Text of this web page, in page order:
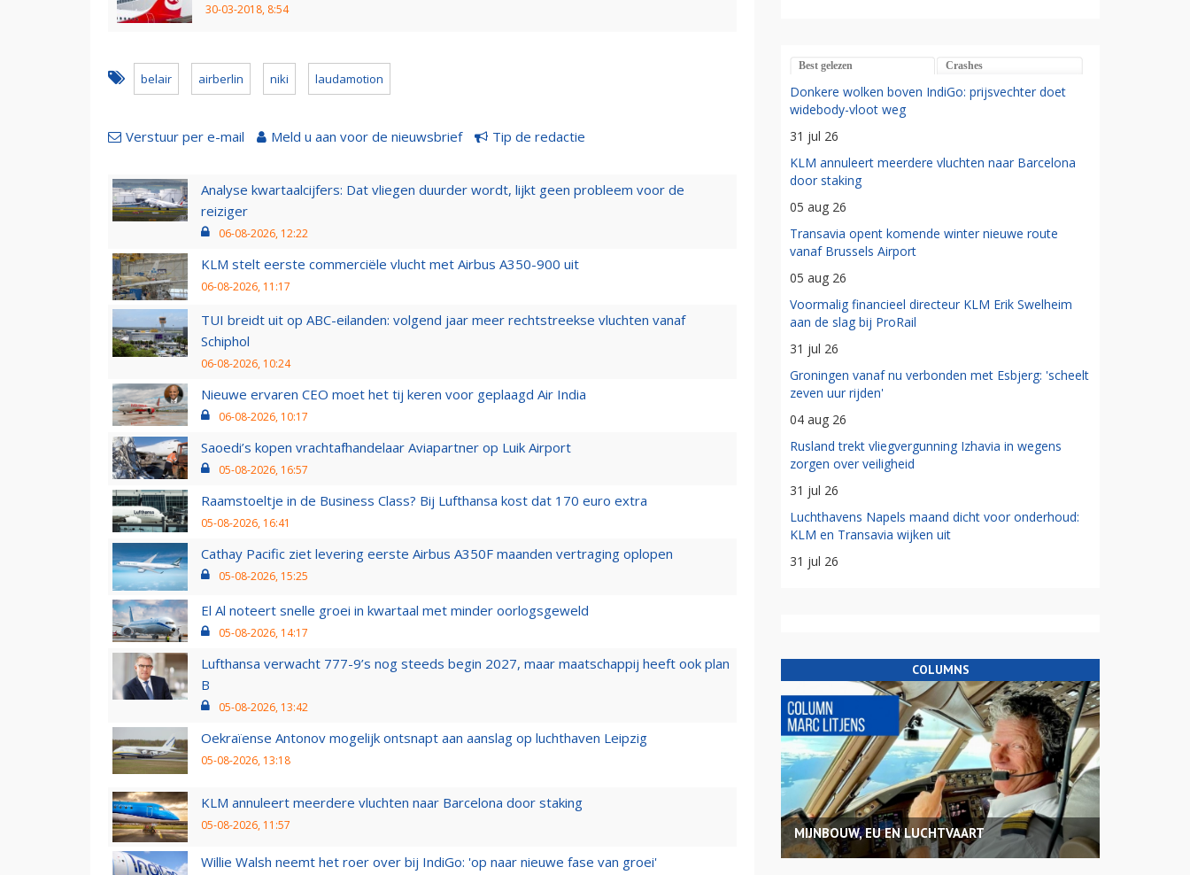
30-03-2018, 8:54
belair airberlin niki laudamotion
Verstuur per e-mail Meld u aan voor de nieuwsbrief Tip de redactie
Analyse kwartaalcijfers: Dat vliegen duurder wordt, lijkt geen probleem voor de
reiziger
06-08-2026, 12:22
KLM stelt eerste commerciële vlucht met Airbus A350-900 uit
06-08-2026, 11:17
TUI breidt uit op ABC-eilanden: volgend jaar meer rechtstreekse vluchten vanaf
Schiphol
06-08-2026, 10:24
Nieuwe ervaren CEO moet het tij keren voor geplaagd Air India
06-08-2026, 10:17
Saoedi’s kopen vrachtafhandelaar Aviapartner op Luik Airport
05-08-2026, 16:57
Raamstoeltje in de Business Class? Bij Lufthansa kost dat 170 euro extra
05-08-2026, 16:41
Cathay Pacific ziet levering eerste Airbus A350F maanden vertraging oplopen
05-08-2026, 15:25
El Al noteert snelle groei in kwartaal met minder oorlogsgeweld
05-08-2026, 14:17
Lufthansa verwacht 777-9’s nog steeds begin 2027, maar maatschappij heeft ook plan
B
05-08-2026, 13:42
Oekraïense Antonov mogelijk ontsnapt aan aanslag op luchthaven Leipzig
05-08-2026, 13:18
KLM annuleert meerdere vluchten naar Barcelona door staking
05-08-2026, 11:57
Willie Walsh neemt het roer over bij IndiGo: 'op naar nieuwe fase van groei'
Best gelezen Crashes
Donkere wolken boven IndiGo: prijsvechter doet
widebody-vloot weg
31 jul 26
KLM annuleert meerdere vluchten naar Barcelona
door staking
05 aug 26
Transavia opent komende winter nieuwe route
vanaf Brussels Airport
05 aug 26
Voormalig financieel directeur KLM Erik Swelheim
aan de slag bij ProRail
31 jul 26
Groningen vanaf nu verbonden met Esbjerg: 'scheelt
zeven uur rijden'
04 aug 26
Rusland trekt vliegvergunning Izhavia in wegens
zorgen over veiligheid
31 jul 26
Luchthavens Napels maand dicht voor onderhoud:
KLM en Transavia wijken uit
31 jul 26
COLUMNS
MIJNBOUW, EU EN LUCHTVAART